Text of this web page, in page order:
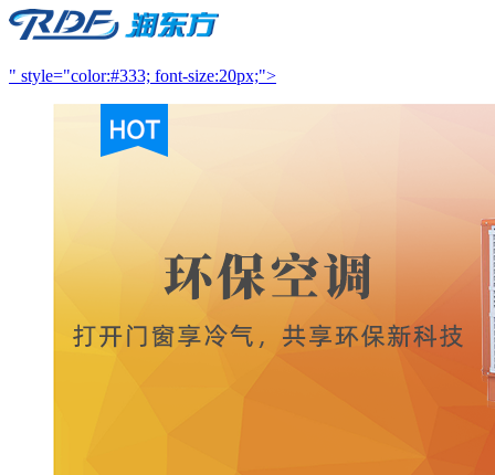
" style="color:#333; font-size:20px;">